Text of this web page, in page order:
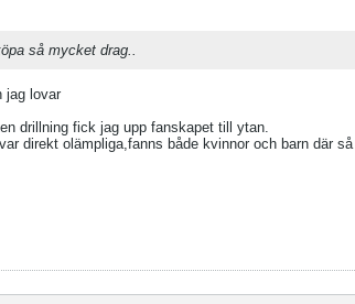
så mycket drag..
jag lovar
drillning fick jag upp fanskapet till ytan.
direkt olämpliga,fanns både kvinnor och barn där